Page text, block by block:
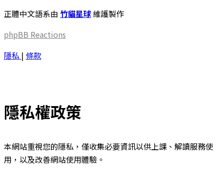
正體中文語系由 竹貓星球維護製作
phpBB Reactions
隱私 | 條款
隱私權政策
本網站重視您的隱私，僅收集必要資訊以供上課、解讀服務使
用，以及改善網站使用體驗。